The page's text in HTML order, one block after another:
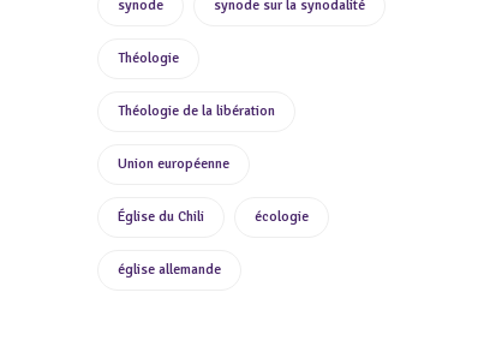
synode synode sur la synodalité
Théologie
Théologie de la libération
Union européenne
Église du Chili écologie
église allemande